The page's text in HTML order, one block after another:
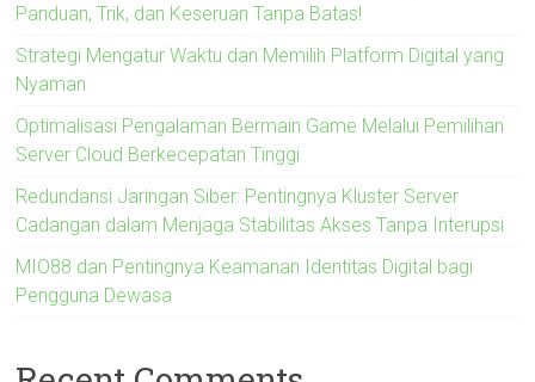
Panduan, Trik, dan Keseruan Tanpa Batas!
Strategi Mengatur Waktu dan Memilih Platform Digital yang
Nyaman
Optimalisasi Pengalaman Bermain Game Melalui Pemilihan
Server Cloud Berkecepatan Tinggi
Redundansi Jaringan Siber: Pentingnya Kluster Server
Cadangan dalam Menjaga Stabilitas Akses Tanpa Interupsi
MIO88 dan Pentingnya Keamanan Identitas Digital bagi
Pengguna Dewasa